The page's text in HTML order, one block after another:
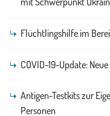
Flüchtlingshilfe im
COVID-19-Update:
Antigen-Testkits zur
Personen